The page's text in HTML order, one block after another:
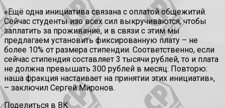
«Ещё одна инициатива связана с оплатой общежитий.
Сейчас студенты изо всех сил выкручиваются, чтобы
заплатить за проживание, и в связи с этим мы
предлагаем установить фиксированную плату – не
более 10% от размера стипендии. Соответственно, если
сейчас стипендия составляет 3 тысячи рублей, то и плата
не должна превышать 300 рублей в месяц. Повторю:
наша фракция настаивает на принятии этих инициатив»,
– заключил Сергей Миронов.
Поделиться в ВК